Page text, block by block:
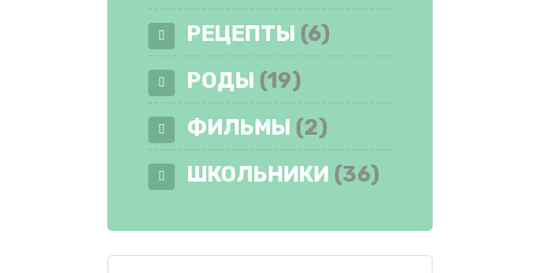
РЕЦЕПТЫ (6)
РОДЫ (19)
ФИЛЬМЫ (2)
ШКОЛЬНИКИ (36)